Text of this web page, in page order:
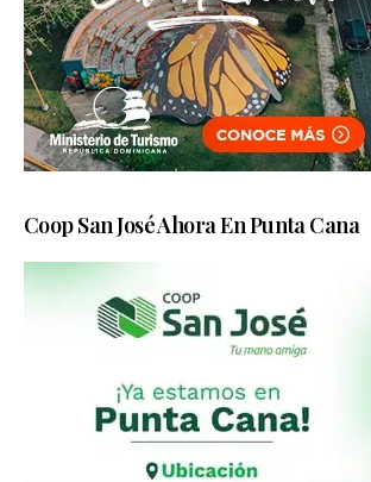
Coop San José Ahora En Punta Cana